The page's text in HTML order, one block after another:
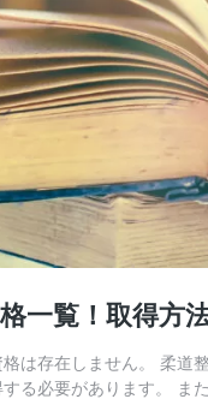
一覧！取得方
格は存在しません。 柔
る必要があります。 ま